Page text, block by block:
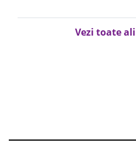
Vezi toate